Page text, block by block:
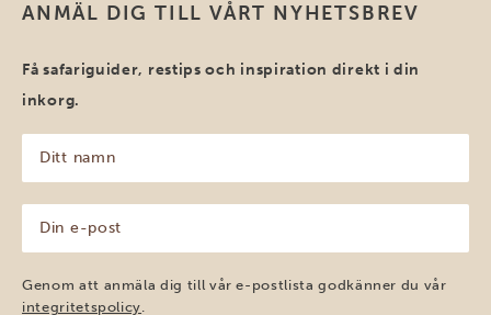
ANMÄL DIG TILL VÅRT NYHETSBREV
Få safariguider, restips och inspiration direkt i din
inkorg.
namn
(Obligatoriskt)
post
(Obligatoriskt)
Genom att anmäla dig till vår e-postlista godkänner du vår
integritetspolicy.